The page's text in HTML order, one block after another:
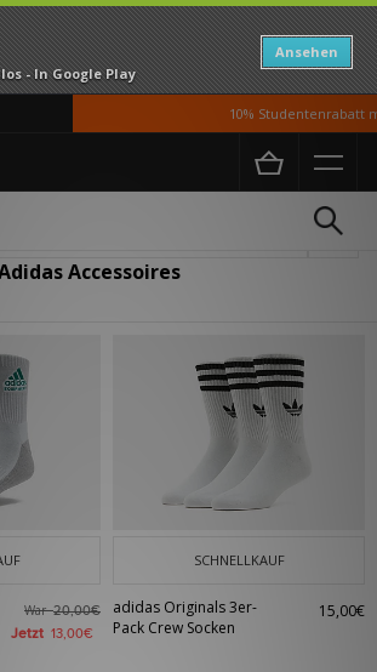
- In Google Play
Ansehen
10% Studentenrabatt
Accessoires
War20,00€
Jetzt 13,00€
SCHNELLKAUF
adidas Originals 3er-
Pack Crew Socken
15,00€